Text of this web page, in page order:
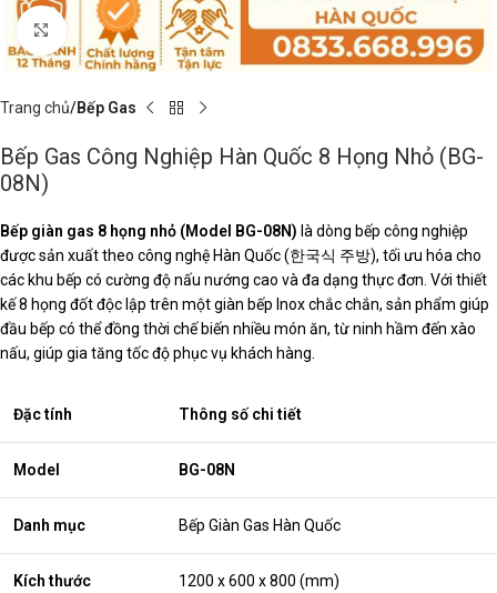
Click to enlarge
Trang chủ Bếp Gas
Bếp Gas Công Nghiệp Hàn Quốc 8 Họng Nhỏ (BG-
08N)
Bếp giàn gas 8 họng nhỏ (Model BG-08N) là dòng bếp công nghiệp
được sản xuất theo công nghệ Hàn Quốc (한국식 주방), tối ưu hóa cho
các khu bếp có cường độ nấu nướng cao và đa dạng thực đơn. Với thiết
kế 8 họng đốt độc lập trên một giàn bếp Inox chắc chắn, sản phẩm giúp
đầu bếp có thể đồng thời chế biến nhiều món ăn, từ ninh hầm đến xào
nấu, giúp gia tăng tốc độ phục vụ khách hàng.
Đặc tính Thông số chi tiết
Model BG-08N
Danh mục Bếp Giàn Gas Hàn Quốc
Kích thước 1200 x 600 x 800 (mm)